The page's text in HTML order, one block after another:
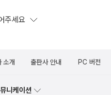
주세요
소개 출판사 안내 PC 버전
니케이션